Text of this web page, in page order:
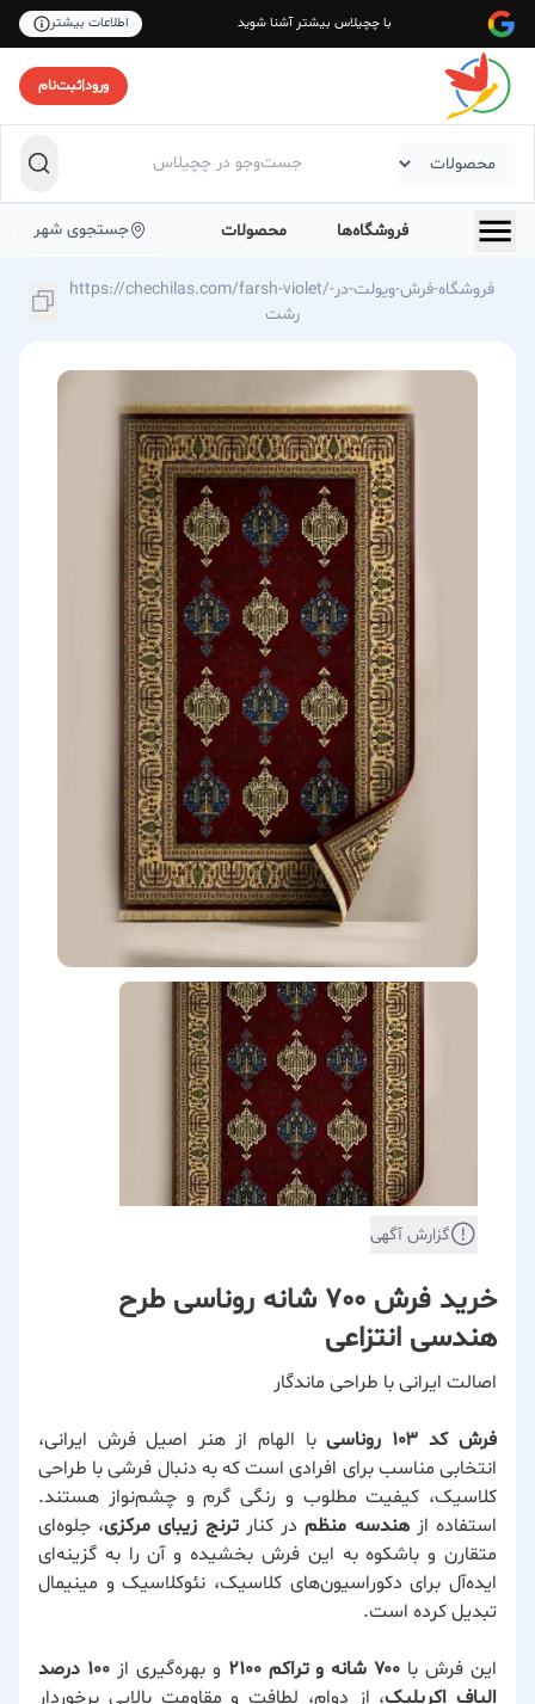
با چچیلاس بیشتر آشنا شوید اطلاعات بیشتر
ورود|ثبت‌نام
فروشگاه‌ها محصولات جستجوی شهر
https://chechilas.com/farsh-violet/فروشگاه-فرش-ویولت-در-
رشت
گزارش آگهی
خرید فرش 700 شانه روناسی طرح
هندسی انتزاعی
اصالت ایرانی با طراحی ماندگار
فرش کد ۱۰۳ روناسی
با الهام از هنر اصیل فرش ایرانی،
انتخابی مناسب برای افرادی است که به دنبال فرشی با طراحی
کلاسیک، کیفیت مطلوب و رنگی گرم و چشم‌نواز هستند.
استفاده ازهندسه منظمدر کنارترنج زیبای مرکزی، جلوه‌ای
متقارن و باشکوه به این فرش بخشیده و آن را به گزینه‌ای
ایده‌آل برای دکوراسیون‌های کلاسیک، نئوکلاسیک و مینیمال
تبدیل کرده است.
این فرش با ۷۰۰ شانه و تراکم ۲۱۰۰ و بهره‌گیری از
۱۰۰ درصد
الیاف اکریلیک، از دوام، لطافت و مقاومت بالایی برخوردار